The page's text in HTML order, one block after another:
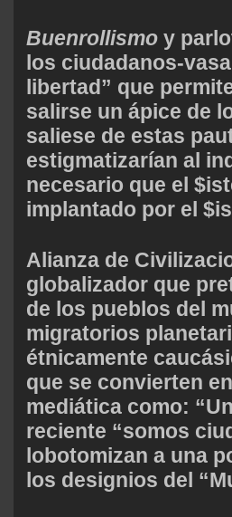
Buenrollismo y
los ciudadanos-
libertad” que
salirse un ápice de
saliese de estas
estigmatizarían al
necesario que el
implantado por el
Alianza de
globalizador que
de los pueblos del
migratorios
étnicamente
que se convierten
mediática como:
reciente “somos
lobotomizan a una
los designios del